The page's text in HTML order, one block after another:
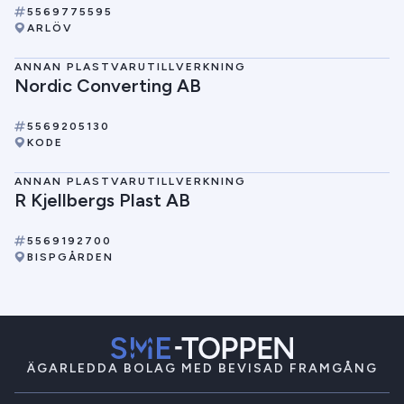
5569775595
ARLÖV
ANNAN PLASTVARUTILLVERKNING
Nordic Converting AB
5569205130
KODE
ANNAN PLASTVARUTILLVERKNING
R Kjellbergs Plast AB
5569192700
BISPGÅRDEN
ÄGARLEDDA BOLAG MED BEVISAD FRAMGÅNG